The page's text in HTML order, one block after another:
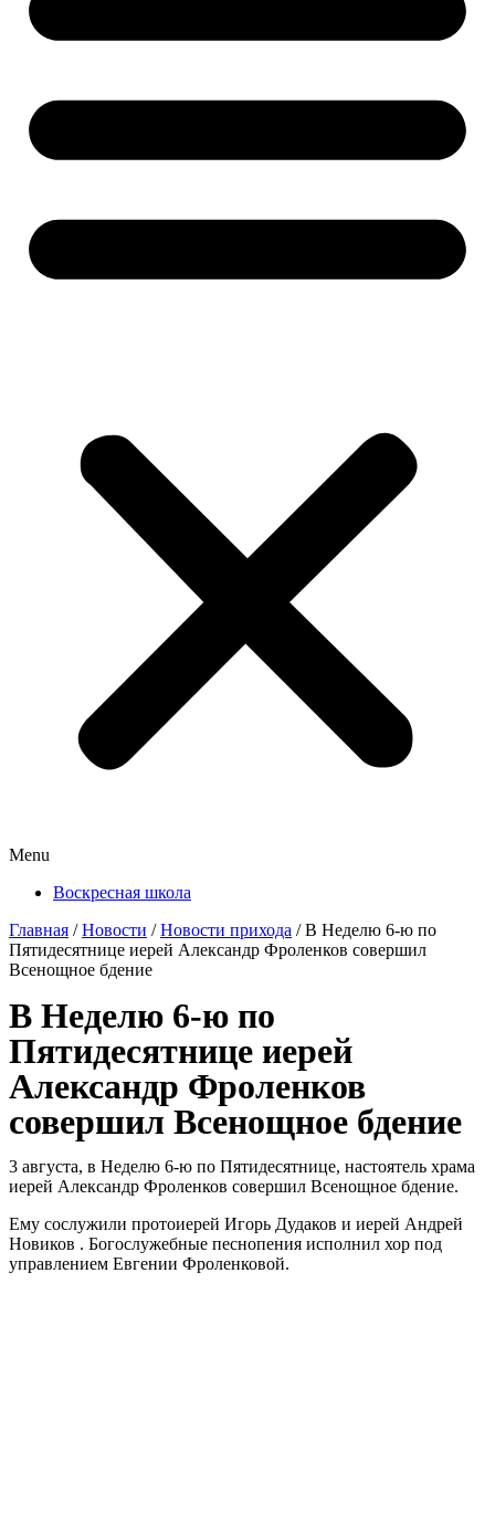
Menu
Воскресная школа
Главная /Новости /Новости прихода /В Неделю 6-ю по
Пятидесятнице иерей Александр Фроленков совершил
Всенощное бдение
В Неделю 6-ю по
Пятидесятнице иерей
Александр Фроленков
совершил Всенощное бдение
3 августа, в Неделю 6-ю по Пятидесятнице, настоятель храма
иерей Александр Фроленков совершил Всенощное бдение.
Ему сослужили протоиерей Игорь Дудаков и иерей Андрей
Новиков . Богослужебные песнопения исполнил хор под
управлением Евгении Фроленковой.